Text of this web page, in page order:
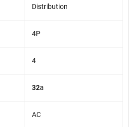
Distribution
4P
4
32a
AC